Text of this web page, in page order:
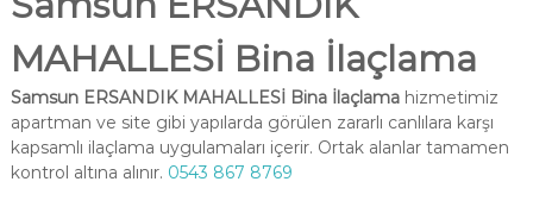
MAHALLESİ Bina İlaçlama
Samsun ERSANDIK MAHALLESİ Bina İlaçlamahizmetimiz
apartman ve site gibi yapılarda görülen zararlı canlılara karşı
kapsamlı ilaçlama uygulamaları içerir. Ortak alanlar tamamen
kontrol altına alınır. 0543 867 8769